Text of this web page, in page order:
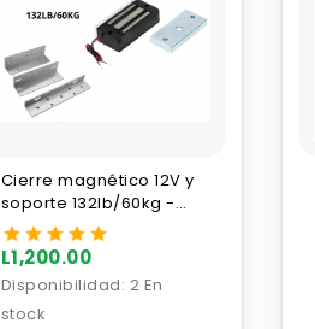
Cierre magnético 12V y
soporte 132lb/60kg -
600lb/272KG
L1,200.00
Disponibilidad: 2 En
stock